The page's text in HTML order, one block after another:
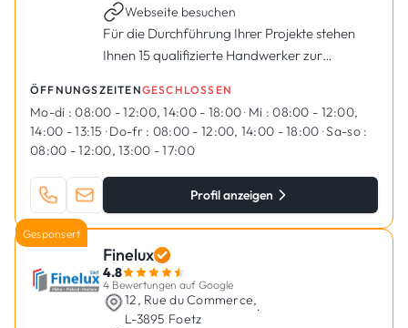
Webseite besuchen
Für die Durchführung Ihrer Projekte stehen
Ihnen 15 qualifizierte Handwerker zur
ÖFFNUNGSZEITENGESCHLOSSEN
Mo-di : 08:00 - 12:00, 14:00 - 18:00· Mi : 08:00 - 12:00,
14:00 - 13:15 ·Do-fr : 08:00 - 12:00, 14:00 - 18:00 ·Sa-so :
08:00 - 12:00, 13:00 - 17:00
Profil anzeigen
Gesponsert
Finelux
4.8
4 Bewertungen auf Google
12, Rue du Commerce,
L-3895 Foetz
·